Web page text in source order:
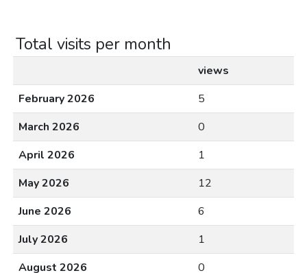
Total visits per month
views
February 2026
5
March 2026
0
April 2026
1
May 2026
12
June 2026
6
July 2026
1
August 2026
0